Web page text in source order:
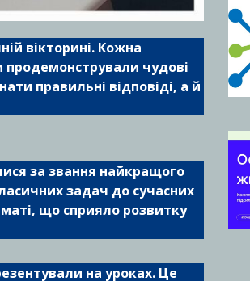
вікторині. Кожна
продемонстрували чудові
правильні відповіді, а й
за звання найкращого
задач до сучасних
що сприяло розвитку
на уроках. Це